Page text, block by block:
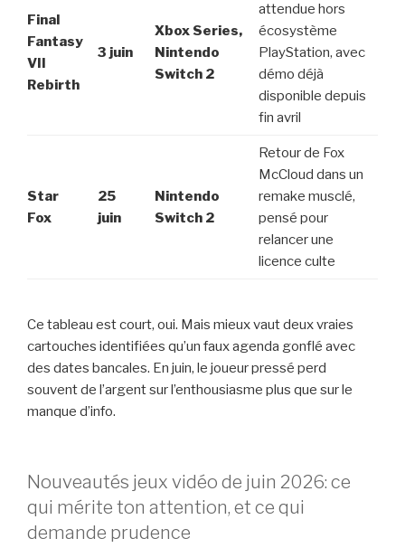
Final
Fantasy
VII
Rebirth
3 juin
Xbox Series,
Nintendo
Switch 2
attendue hors
écosystème
PlayStation, avec
démo déjà
disponible depuis
fin avril
Star
Fox
25
juin
Nintendo
Switch 2
Retour de Fox
McCloud dans un
remake musclé,
pensé pour
relancer une
licence culte
Ce tableau est court, oui. Mais mieux vaut deux vraies
cartouches identifiées qu’un faux agenda gonflé avec
des dates bancales. En juin, le joueur pressé perd
souvent de l’argent sur l’enthousiasme plus que sur le
manque d’info.
Nouveautés jeux vidéo de juin 2026: ce
qui mérite ton attention, et ce qui
demande prudence